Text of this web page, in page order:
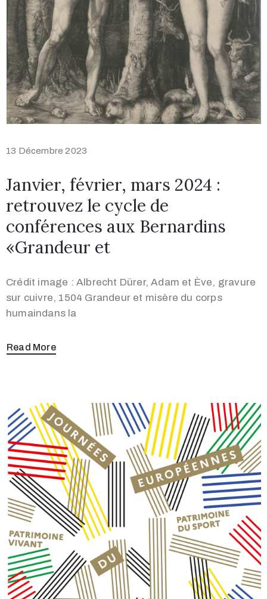
13 Décembre 2023
Janvier, février, mars 2024 :
retrouvez le cycle de
conférences aux Bernardins
«Grandeur et
Crédit image : Albrecht Dürer, Adam et Ève, gravure
sur cuivre, 1504 Grandeur et misère du corps
humaindans la
Read More